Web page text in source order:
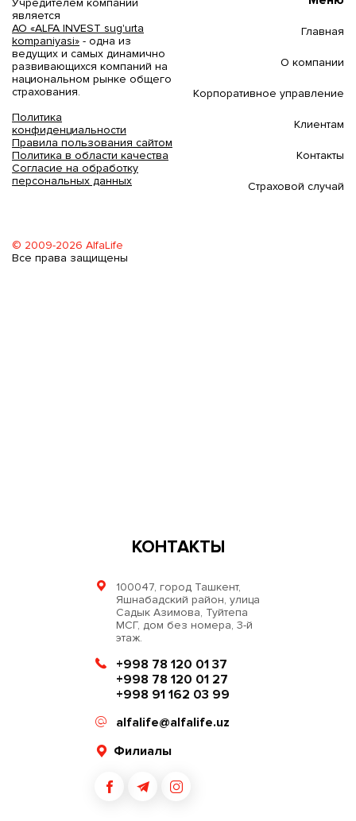
Учредителем компании
является
АО «ALFA INVEST sug'urta
kompaniyasi» - одна из
ведущих и самых динамично
развивающихся компаний на
национальном рынке общего
страхования.
Политика
конфиденциальности
Правила пользования сайтом
Политика в области качества
Согласие на обработку
персональных данных
© 2009-2026 AlfaLife
Все права защищены
Главная
О компании
Корпоративное управление
Клиентам
Контакты
Страховой случай
КОНТАКТЫ
100047, город Ташкент,
Яшнабадский район, улица
Садык Азимова, Туйтепа
МСГ, дом без номера, 3-й
этаж.
+998 78 120 01 37
+998 78 120 01 27
+998 91 162 03 99
alfalife@alfalife.uz
Филиалы